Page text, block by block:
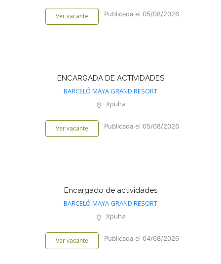
Ver vacante Publicada el 05/08/2026
ENCARGADA DE ACTIVIDADES
BARCELÓ MAYA GRAND RESORT
Xpuha
Ver vacante Publicada el 05/08/2026
Encargado de actividades
BARCELÓ MAYA GRAND RESORT
Xpuha
Ver vacante Publicada el 04/08/2026